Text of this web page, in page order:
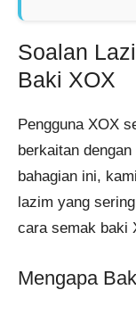
Soalan
Baki XOX
Pengguna XOX
berkaitan
bahagian ini,
lazim yang
cara semak baki
Mengapa